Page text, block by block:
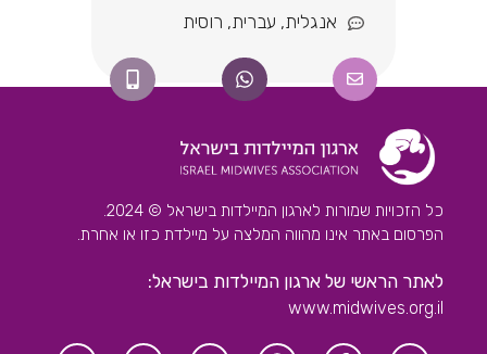
אנגלית, עברית, רוסית
כל הזכויות שמורות לארגון המיילדות בישראל © 2024.
הפרסום באתר אינו מהווה המלצה על מיילדת כזו או אחרת.
לאתר הראשי של ארגון המיילדות בישראל:
www.midwives.org.il